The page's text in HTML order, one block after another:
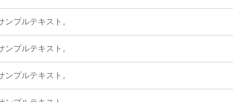
プルテキスト。
プルテキスト。
プルテキスト。